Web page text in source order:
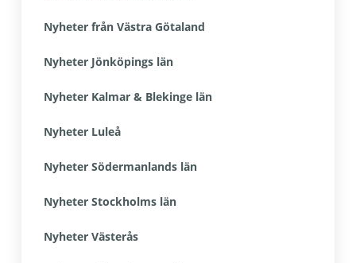
Nyheter från Västra Götaland
Nyheter Jönköpings län
Nyheter Kalmar & Blekinge län
Nyheter Luleå
Nyheter Södermanlands län
Nyheter Stockholms län
Nyheter Västerås